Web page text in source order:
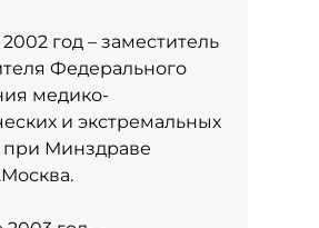
год – заместитель
Федерального
медико-
и экстремальных
Минздраве